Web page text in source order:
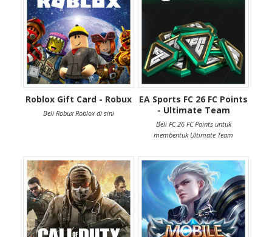
Roblox Gift Card - Robux
Beli Robux Roblox di sini
EA Sports FC 26 FC Points
- Ultimate Team
Beli FC 26 FC Points untuk
membentuk Ultimate Team